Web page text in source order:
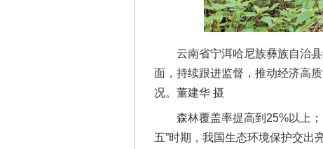
云南省宁洱哈尼族彝族自治县
面，持续跟进监督，推动经济高
况。董建华 摄
森林覆盖率提高到25%以上；
五”时期，我国生态环境保护交出